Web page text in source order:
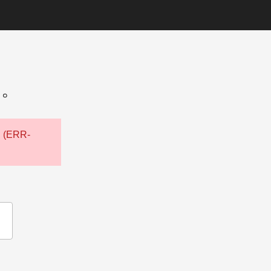
(ERR-